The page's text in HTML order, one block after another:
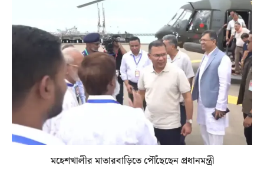
মহেশখালীর মাতারবাড়িতে পৌঁছেছেন প্রধানমন্ত্রী